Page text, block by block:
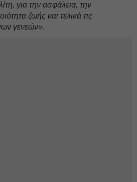
για την ασφάλεια, την
ζωής και τελικά τις
γενεών».